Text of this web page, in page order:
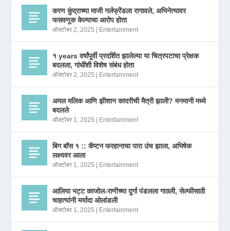
करण कुंद्राच्या माजी गर्लफ्रेंडला रागावले, अभिनेत्यावर
फसवणूक केल्याचा आरोप होता
ऑक्टोबर 2, 2025 | Entertainment
१ years वर्षांपूर्वी प्रदर्शित झालेल्या या चित्रपटाचा प्रेक्षक
बदलला, गांधींशी विशेष संबंध होता
ऑक्टोबर 2, 2025 | Entertainment
अमल मलिक आणि झीशान कादरीची मैत्री झाली? मनमानी मध्ये
बदलले
ऑक्टोबर 1, 2025 | Entertainment
बिग बॉस १ :: कॅप्टन फरहानाचा पारा उंच झाला, अभिषेक
लक्ष्यवर आला
ऑक्टोबर 1, 2025 | Entertainment
आलिया भट्ट काजोल-राणीच्या दुर्गा पंडलला गाठली, सेल्फीसाठी
चाहत्यांनी मर्यादा ओलांडली
ऑक्टोबर 1, 2025 | Entertainment